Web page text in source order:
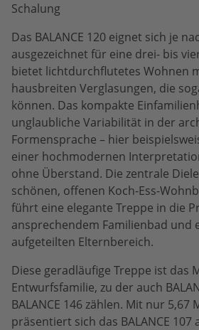
Schalung
Das BALANCE 120 eignet sich je
ausgezeichnet für eine drei- bis
bietet lichtdurchflutetes Wohnen
hausbreiten Verglasungen, die
können. Das kompakte
unglaubliche Variabilität in der
Formensprache – hier
einer hochmodernen
ohne Überstand. Die zentrale
schönen, offenen Koch-Ess-
führt eine elegante Treppe in die
ansprechendem Familienbad und
aufgeteilten Elternbereich.
Diese geradläufige Treppe ist das
Entwurfsfamilie, zu der auch
BALANCE 146 zählen. Mit nur 5,67
präsentiert sich das BALANCE 107